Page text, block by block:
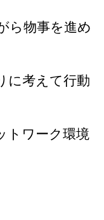
ら物事を進め
に考えて行動
トワーク環境